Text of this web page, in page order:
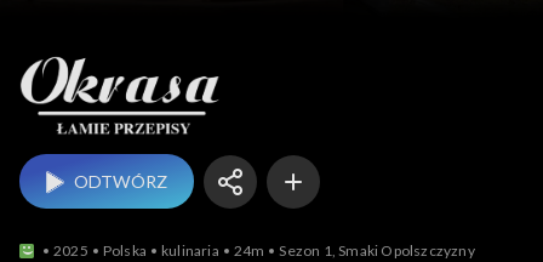
ODTWÓRZ
2025 Polska kulinaria 24m Sezon 1, Smaki Opolszczyzny